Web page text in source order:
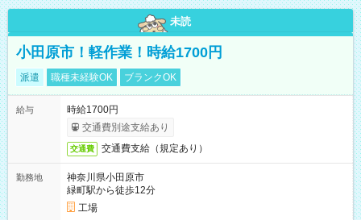
未読
小田原市！軽作業！時給1700円
派遣 職種未経験OK ブランクOK
給与
時給1700円
交通費別途支給あり
交通費 交通費支給（規定あり）
勤務地
神奈川県小田原市
緑町駅から徒歩12分
工場